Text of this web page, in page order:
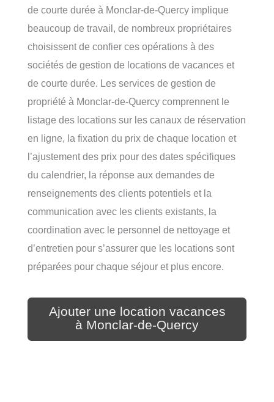
de courte durée à Monclar-de-Quercy implique
beaucoup de travail, de nombreux propriétaires
choisissent de confier ces opérations à des
sociétés de gestion de locations de vacances et
de courte durée. Les services de gestion de
propriété à Monclar-de-Quercy comprennent le
listage des locations sur les canaux de réservation
en ligne, la fixation du prix de chaque location et
l’ajustement des prix pour des dates spécifiques
du calendrier, la réponse aux demandes de
renseignements des clients potentiels et la
communication avec les clients existants, la
coordination avec le personnel de nettoyage et
d’entretien pour s’assurer que les locations sont
préparées pour chaque séjour et plus encore.
Ajouter une location vacances
à Monclar-de-Quercy